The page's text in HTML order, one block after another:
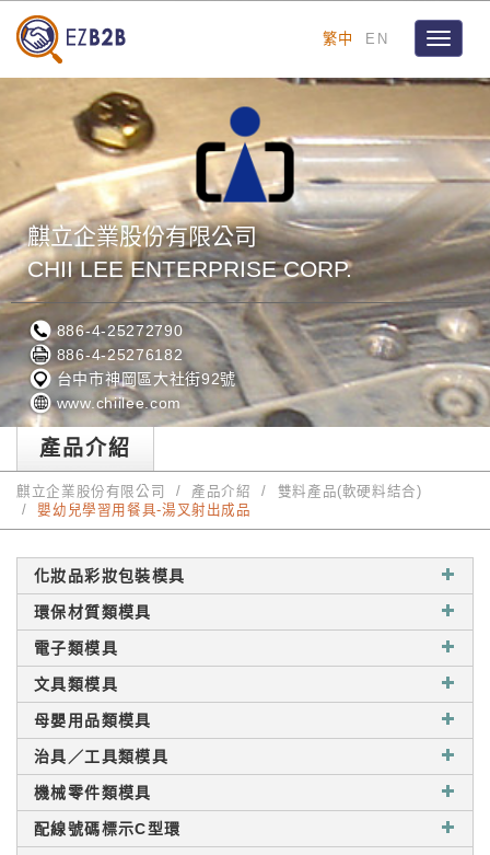
繁中 EN
Toggle
麒立企業股份有限公司
CHII LEE ENTERPRISE CORP.
886-4-25272790
886-4-25276182
台中市神岡區大社街92號
www.chiilee.com
產品介紹
麒立企業股份有限公司 產品介紹
雙料產品(軟硬料結合)
嬰幼兒學習用餐具-湯叉射出成品
化妝品彩妝包裝模具
環保材質類模具
電子類模具
文具類模具
母嬰用品類模具
治具／工具類模具
機械零件類模具
配線號碼標示C型環